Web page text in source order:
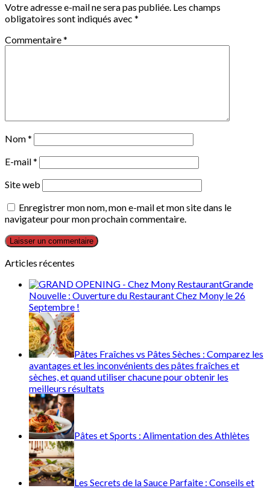
Votre adresse e-mail ne sera pas publiée. Les champs
obligatoires sont indiqués avec *
Commentaire*
Nom*
E-mail*
Site web
Enregistrer mon nom, mon e-mail et mon site dans le
navigateur pour mon prochain commentaire.
Articles récentes
Grande
Nouvelle : Ouverture du Restaurant Chez Mony le 26
Septembre !
Pâtes Fraîches vs Pâtes Sèches : Comparez les
avantages et les inconvénients des pâtes fraîches et
sèches, et quand utiliser chacune pour obtenir les
meilleurs résultats
Pâtes et Sports : Alimentation des Athlètes
Les Secrets de la Sauce Parfaite : Conseils et